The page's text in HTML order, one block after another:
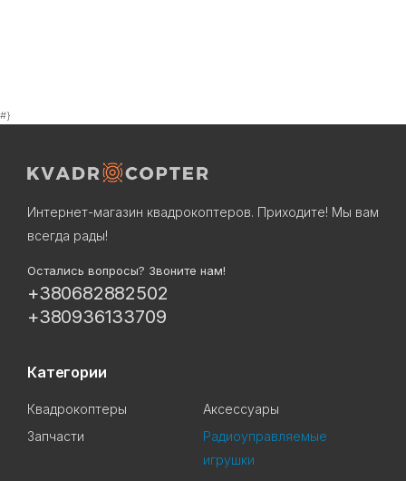
#}
Интернет-магазин квадрокоптеров. Приходите! Мы вам
всегда рады!
Остались вопросы? Звоните нам!
+380682882502
+380936133709
Категории
Квадрокоптеры
Аксессуары
Запчасти
Радиоуправляемые
игрушки